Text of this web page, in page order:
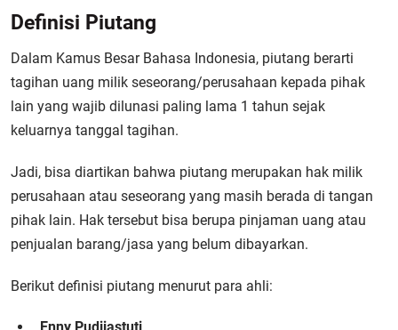
Definisi Piutang
Dalam Kamus Besar Bahasa Indonesia, piutang berarti
tagihan uang milik seseorang/perusahaan kepada pihak
lain yang wajib dilunasi paling lama 1 tahun sejak
keluarnya tanggal tagihan.
Jadi, bisa diartikan bahwa piutang merupakan hak milik
perusahaan atau seseorang yang masih berada di tangan
pihak lain. Hak tersebut bisa berupa pinjaman uang atau
penjualan barang/jasa yang belum dibayarkan.
Berikut definisi piutang menurut para ahli: